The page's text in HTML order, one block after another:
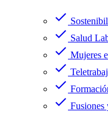
check
check Salud
check Mujeres
check
check
check Fusiones